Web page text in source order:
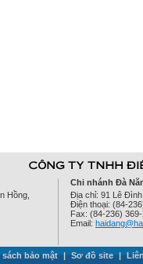
Hồng,
Chi nhánh Đà
Địa chỉ: 91 Lê
Điện thoại: (84-
Fax: (84-236)
Email:
sách bảo mật | Sơ đồ site |